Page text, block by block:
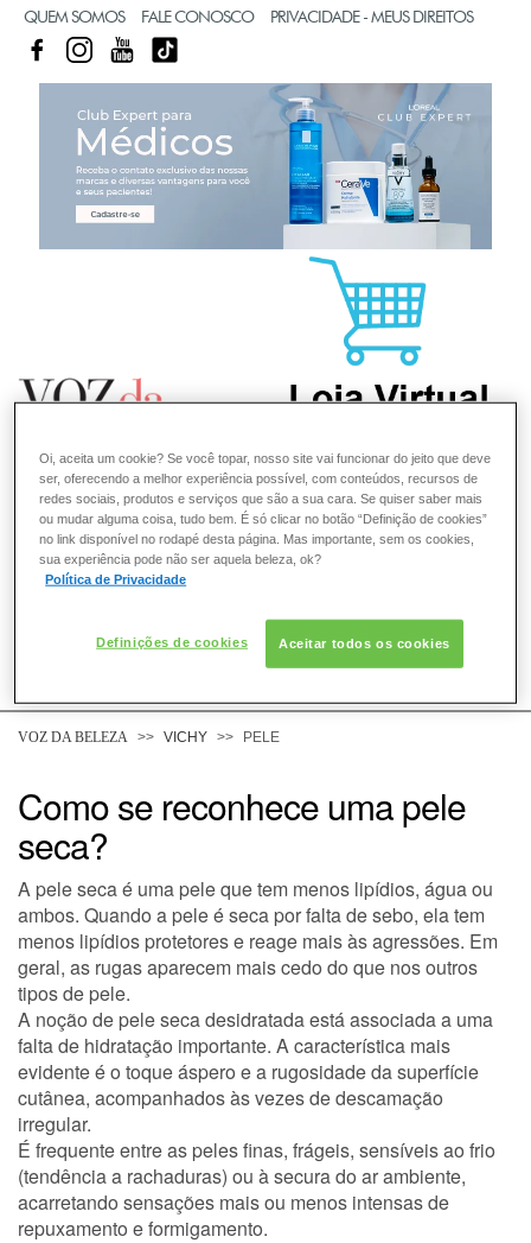
QUEM SOMOS FALE CONOSCO PRIVACIDADE - MEUS DIREITOS
FACEBOOKINSTAGRAM
YOUTUBE
COMO POSSO AJUDAR? DÚVIDAS SOBRE:
DESODORANTE
SOLAR
DERMACLUB
CONSULTORIA DE PRODUTOS VICHY
VOZ DA BELEZA VICHY PELE
Como se reconhece uma pele
seca?
A pele seca é uma pele que tem menos lipídios, água ou
ambos. Quando a pele é seca por falta de sebo, ela tem
menos lipídios protetores e reage mais às agressões. Em
geral, as rugas aparecem mais cedo do que nos outros
tipos de pele.
A noção de pele seca desidratada está associada a uma
falta de hidratação importante. A característica mais
evidente é o toque áspero e a rugosidade da superfície
cutânea, acompanhados às vezes de descamação
irregular.
É frequente entre as peles finas, frágeis, sensíveis ao frio
(tendência a rachaduras) ou à secura do ar ambiente,
acarretando sensações mais ou menos intensas de
repuxamento e formigamento.
Oi, aceita um cookie? Se você topar, nosso site vai funcionar do jeito que deve
ser, oferecendo a melhor experiência possível, com conteúdos, recursos de
redes sociais, produtos e serviços que são a sua cara. Se quiser saber mais
ou mudar alguma coisa, tudo bem. É só clicar no botão “Definição de cookies”
no link disponível no rodapé desta página. Mas importante, sem os cookies,
sua experiência pode não ser aquela beleza, ok?
Política de Privacidade
Definições de cookies Aceitar todos os cookies